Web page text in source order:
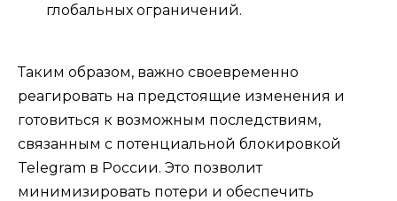
глобальных ограничений.
Таким образом, важно своевременно
реагировать на предстоящие изменения и
готовиться к возможным последствиям,
связанным с потенциальной блокировкой
Telegram в России. Это позволит
минимизировать потери и обеспечить